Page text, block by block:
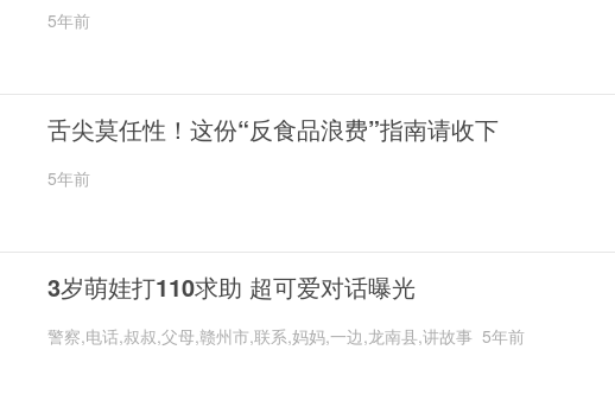
5年前
舌尖莫任性！这份“反食品浪费”指南请收下
5年前
3岁萌娃打110求助 超可爱对话曝光
警察,电话,叔叔,父母,赣州市,联系,妈妈,一边,龙南县,讲故事 5年前